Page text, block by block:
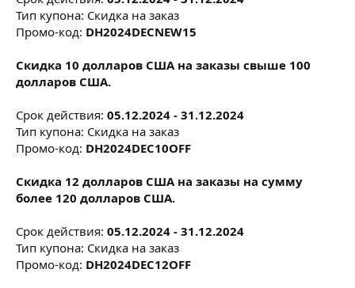
Тип купона: Скидка на заказ
Промо-код: DH2024DECNEW15
Скидка 10 долларов США на заказы свыше 100
долларов США.
Срок действия: 05.12.2024 - 31.12.2024
Тип купона: Скидка на заказ
Промо-код: DH2024DEC10OFF
Скидка 12 долларов США на заказы на сумму
более 120 долларов США.
Срок действия: 05.12.2024 - 31.12.2024
Тип купона: Скидка на заказ
Промо-код: DH2024DEC12OFF